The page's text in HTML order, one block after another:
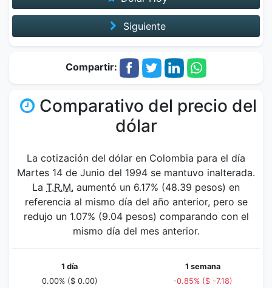
Siguiente
Compartir:
Comparativo del precio del
dólar
La cotización del dólar en Colombia para el día
Martes 14 de Junio del 1994 se mantuvo inalterada.
La T.R.M. aumentó un 6.17% (48.39 pesos) en
referencia al mismo día del año anterior, pero se
redujo un 1.07% (9.04 pesos) comparando con el
mismo día del mes anterior.
1 día
0.00% ($ 0.00)
1 semana
-0.85% ($ -7.18)